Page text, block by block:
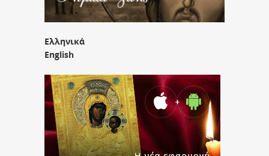
Ελληνικά
English